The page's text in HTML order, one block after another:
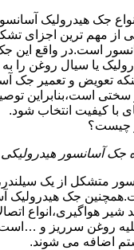
جک هیدرولیک
از مهم ترین اجزای
است.در واقع این
یا سیال روغن را به
تعویض و تعمیر جک
است،بنابراین
با کیفیت انتخاب شود.
چیست؟
جک آسانسور هیدرولیکی
متشکل از یک
جک هیدرولیک
هواگیری،انواع
روغن سرریز و
اضافه می شوند.